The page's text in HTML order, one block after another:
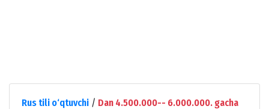
Rus tili o‘qtuvchi / Dan 4.500.000-- 6.000.000. gacha